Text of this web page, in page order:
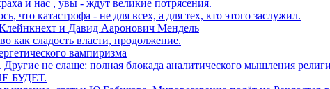
и нас , увы - ждут великие потрясения.
что катастрофа - не для всех, а для тех, кто этого заслужил.
и Давид Ааронович Мендель
как сладость власти, продолжение.
вампиризма
не слаще: полная блокада аналитического мышления
БУДЕТ.